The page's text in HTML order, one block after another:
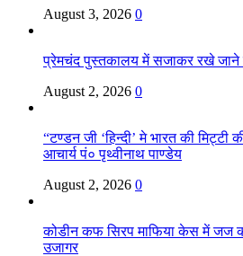
August 3, 2026 0
प्रेमचंद पुस्तकालय में सजाकर रखे जाने
August 2, 2026 0
“टण्डन जी ‘हिन्दी’ मे भारत की
आचार्य पं० पृथ्वीनाथ पाण्डेय
August 2, 2026 0
कोडीन कफ सिरप माफिया केस में जज
उजागर